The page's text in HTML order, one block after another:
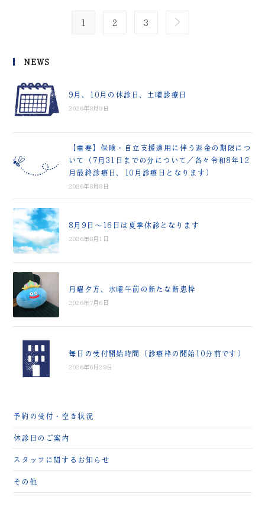
1 2 3
NEWS
9月、10月の休診日、土曜診療日
2026年8月9日
【重要】保険・自立支援適用に伴う返金の期限につ
いて（7月31日までの分について／各々令和8年12
月最終診療日、10月診療日となります）
2026年8月8日
8月9日～16日は夏季休診となります
2026年8月1日
月曜夕方、水曜午前の新たな新患枠
2026年7月6日
毎日の受付開始時間（診療枠の開始10分前です）
2026年6月29日
予約の受付・空き状況
休診日のご案内
スタッフに関するお知らせ
その他